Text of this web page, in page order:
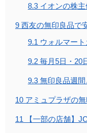
8.3 イオンの株
9 西友の無印良品で
9.1 ウォルマー
9.2 毎月5日・20
9.3 無印良品週
10 アミュプラザの
11 【一部の店舗】